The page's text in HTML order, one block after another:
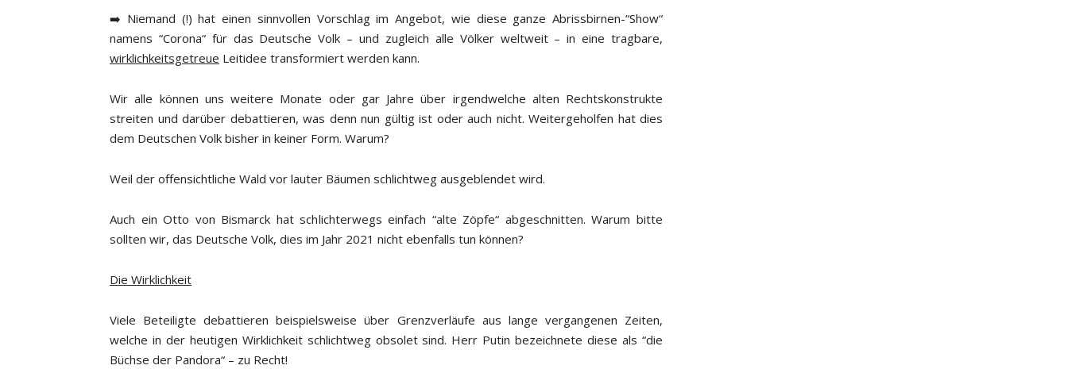
➡️ Niemand (!) hat einen sinnvollen Vorschlag im Angebot, wie diese ganze Abrissbirnen-“Show“
namens “Corona“ für das Deutsche Volk – und zugleich alle Völker weltweit – in eine tragbare,
wirklichkeitsgetreue Leitidee transformiert werden kann.
Wir alle können uns weitere Monate oder gar Jahre über irgendwelche alten Rechtskonstrukte
streiten und darüber debattieren, was denn nun gültig ist oder auch nicht. Weitergeholfen hat dies
dem Deutschen Volk bisher in keiner Form. Warum?
Weil der offensichtliche Wald vor lauter Bäumen schlichtweg ausgeblendet wird.
Auch ein Otto von Bismarck hat schlichterwegs einfach “alte Zöpfe“ abgeschnitten. Warum bitte
sollten wir, das Deutsche Volk, dies im Jahr 2021 nicht ebenfalls tun können?
Die Wirklichkeit
Viele Beteiligte debattieren beispielsweise über Grenzverläufe aus lange vergangenen Zeiten,
welche in der heutigen Wirklichkeit schlichtweg obsolet sind. Herr Putin bezeichnete diese als “die
Büchse der Pandora“ – zu Recht!